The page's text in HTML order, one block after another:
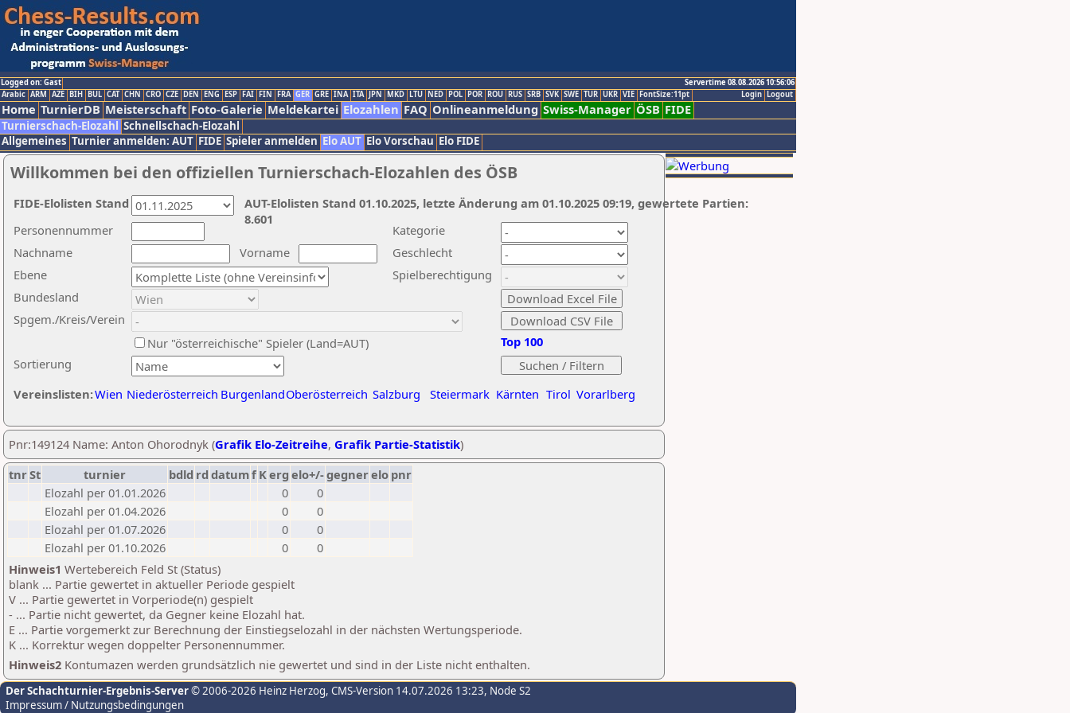
Logged on: Gast
Servertime 08.08.2026 10:56:06
Logout
Login
Arabic ARM AZE BIH BUL CAT CHN CRO CZE DEN ENG ESP FAI FIN FRA GER GRE INA ITA JPN MKD LTU NED POL POR ROU RUS SRB SVK SWE TUR UKR VIE FontSize:11pt
Home TurnierDB Meisterschaft Foto-Galerie Meldekartei Elozahlen FAQ Onlineanmeldung Swiss-Manager ÖSB FIDE
Turnierschach-Elozahl Schnellschach-Elozahl
Allgemeines Turnier anmelden: AUT FIDE Spieler anmelden Elo AUT Elo Vorschau Elo FIDE
Willkommen bei den offiziellen Turnierschach-Elozahlen des ÖSB
Nachname
Vorname
Ebene
Kategorie
Sortierung
Personennummer
Bundesland
Spgem./Kreis/Verein
Geschlecht
Nur "österreichische" Spieler (Land=AUT)
Spielberechtigung
Vereinslisten:Wien Niederösterreich BurgenlandOberösterreich Salzburg Steiermark Kärnten Tirol Vorarlberg
Top 100
AUT-Elolisten Stand 01.10.2025, letzte Änderung am 01.10.2025 09:19, gewertete Partien:
8.601
FIDE-Elolisten Stand
Pnr:149124 Name: Anton Ohorodnyk (Grafik Elo-Zeitreihe, Grafik Partie-Statistik)
tnrSt turnier bdld rd datumf Kerg elo+/-gegnerelo pnr
Elozahl per 01.01.2026
0
0
Elozahl per 01.04.2026
0
0
Elozahl per 01.07.2026
0
0
Elozahl per 01.10.2026
0
0
Hinweis1 Wertebereich Feld St (Status)
blank ... Partie gewertet in aktueller Periode gespielt
V ... Partie gewertet in Vorperiode(n) gespielt
- ... Partie nicht gewertet, da Gegner keine Elozahl hat.
E ... Partie vorgemerkt zur Berechnung der Einstiegselozahl in der nächsten Wertungsperiode.
K ... Korrektur wegen doppelter Personennummer.
Hinweis2 Kontumazen werden grundsätzlich nie gewertet und sind in der Liste nicht enthalten.
Der Schachturnier-Ergebnis-Server© 2006-2026 Heinz Herzog, CMS-Version 14.07.2026 13:23, Node S2
Impressum / Nutzungsbedingungen